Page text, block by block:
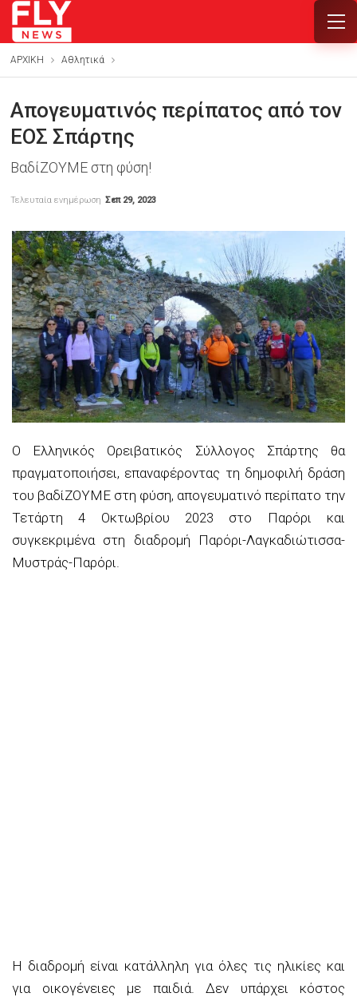
ΑΡΧΙΚΗ Αθλητικά
Απογευματινός περίπατος από τον
ΕΟΣ Σπάρτης
ΒαδίΖΟΥΜΕ στη φύση!
Τελευταία ενημέρωση Σεπ 29, 2023
Ο Ελληνικός Ορειβατικός Σύλλογος Σπάρτης θα
πραγματοποιήσει, επαναφέροντας τη δημοφιλή δράση
του βαδίΖΟΥΜΕ στη φύση, απογευματινό περίπατο την
Τετάρτη 4 Οκτωβρίου 2023 στο Παρόρι και
συγκεκριμένα στη διαδρομή Παρόρι-Λαγκαδιώτισσα-
Μυστράς-Παρόρι.
Η διαδρομή είναι κατάλληλη για όλες τις ηλικίες και
για οικογένειες με παιδιά. Δεν υπάρχει κόστος